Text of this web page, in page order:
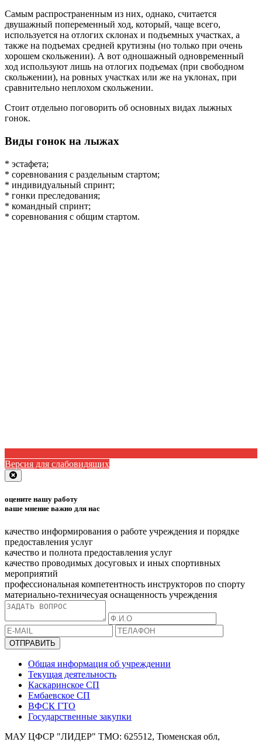
Самым распространенным из них, однако, считается
двушажный попеременный ход, который, чаще всего,
используется на отлогих склонах и подъемных участках, а
также на подъемах средней крутизны (но только при очень
хорошем скольжении). А вот одношажный одновременный
ход используют лишь на отлогих подъемах (при свободном
скольжении), на ровных участках или же на уклонах, при
сравнительно неплохом скольжении.
Стоит отдельно поговорить об основных видах лыжных
гонок.
Виды гонок на лыжах
* эстафета;
* соревнования с раздельным стартом;
* индивидуальный спринт;
* гонки преследования;
* командный спринт;
* соревнования с общим стартом.
Версия для слабовидящих
Close
оцените нашу работу
ваше мнение важно для нас
качество информирования о работе учреждения и порядке
предоставления услуг
качество и полнота предоставления услуг
качество проводимых досуговых и иных спортивных
мероприятий
профессиональная компетентность инструкторов по спорту
материально-техничесуая оснащенность учреждения
ОТПРАВИТЬ
Общая информация об учреждении
Текущая деятельность
Каскаринское СП
Ембаевское СП
ВФСК ГТО
Государственные закупки
МАУ ЦФСР "ЛИДЕР" ТМО: 625512, Тюменская обл,